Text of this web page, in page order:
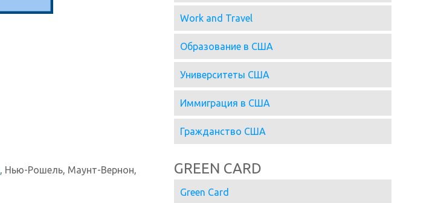
, Нью-Рошель, Маунт-Вернон,
Work and Travel
Образование в США
Университеты США
Иммиграция в США
Гражданство США
GREEN CARD
Green Card